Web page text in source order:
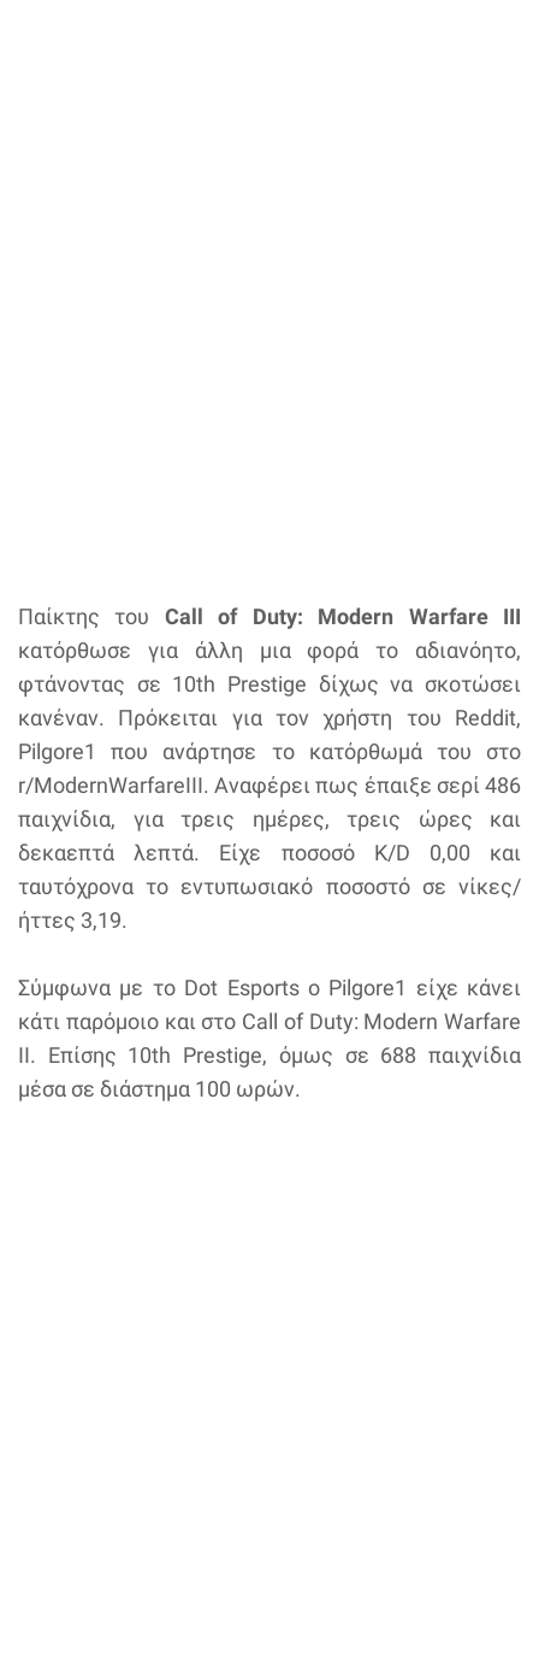
Παίκτης του Call of Duty: Modern Warfare III
κατόρθωσε για άλλη μια φορά το αδιανόητο,
φτάνοντας σε 10th Prestige δίχως να σκοτώσει
κανέναν. Πρόκειται για τον χρήστη του Reddit,
Pilgore1 που ανάρτησε το κατόρθωμά του στο
r/ModernWarfareIII. Αναφέρει πως έπαιξε σερί 486
παιχνίδια, για τρεις ημέρες, τρεις ώρες και
δεκαεπτά λεπτά. Είχε ποσοσό K/D 0,00 και
ταυτόχρονα το εντυπωσιακό ποσοστό σε νίκες/
ήττες 3,19.
Σύμφωνα με το Dot Esports ο Pilgore1 είχε κάνει
κάτι παρόμοιο και στο Call of Duty: Modern Warfare
II. Επίσης 10th Prestige, όμως σε 688 παιχνίδια
μέσα σε διάστημα 100 ωρών.